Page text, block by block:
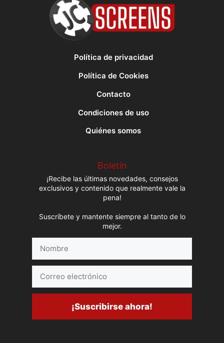
Política de privacidad
Política de Cookies
Contacto
Condiciones de uso
Quiénes somos
Boletín
¡Recibe las últimas novedades, consejos
exclusivos y contenido que realmente vale la
pena!
Suscríbete y mantente siempre al tanto de lo
mejor.
electrónico
¡Suscribirse ahora!